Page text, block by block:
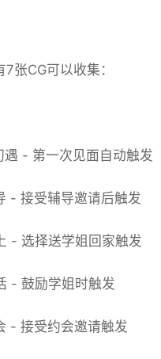
张CG可以收集：
遇 - 第一次见面自动触发
- 接受辅导邀请后触发
- 选择送学姐回家触发
- 鼓励学姐时触发
- 接受约会邀请触发